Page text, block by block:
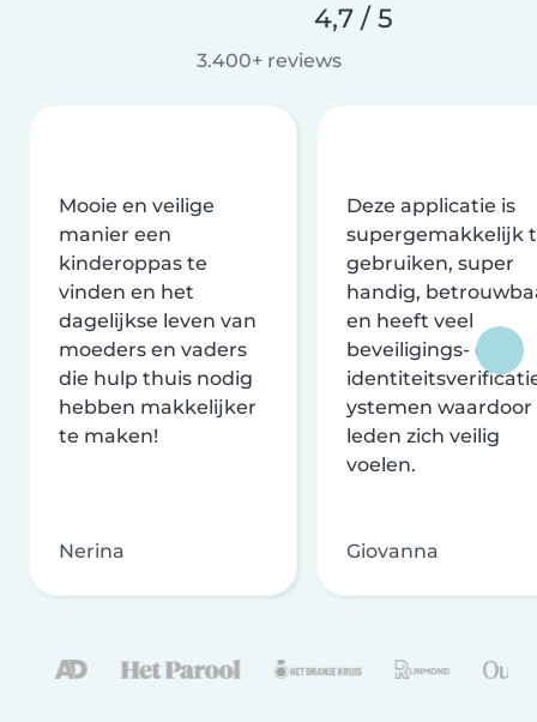
4,7 / 5
3.400+ reviews
Mooie en veilige
manier een
kinderoppas te
vinden en het
dagelijkse leven van
moeders en vaders
die hulp thuis nodig
hebben makkelijker
te maken!
Nerina
Deze applicatie is
supergemakkelijk
gebruiken, super
handig,
en heeft veel
beveiligings- en
ystemen waardoor
leden zich veilig
voelen.
Giovanna